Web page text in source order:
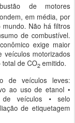
de motores
em média, por
Não há filtros
de combustível.
exige maior
veículos motorizados
total de CO2 emitido.
de veículos leves:
ao uso de etanol •
de veículos • selo
de etiquetagem